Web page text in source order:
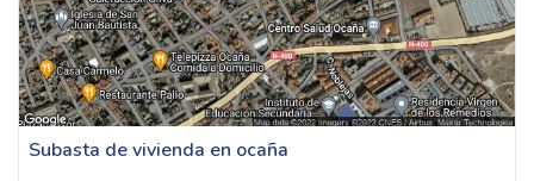
Subasta de vivienda en ocaña